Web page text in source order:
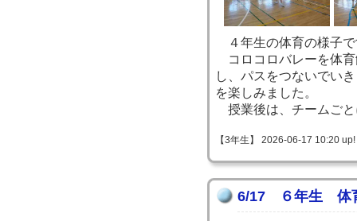
４年生の体育の様子で
コロコロバレーを体
し、パスをつないでい
を楽しみました。
授業後は、チームご
【3年生】 2026-06-17 10:20 up!
6/17 ６年生 体